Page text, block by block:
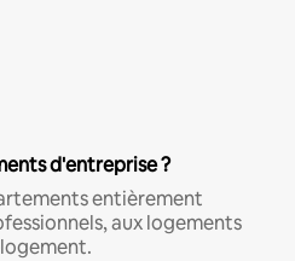
d'entreprise ?
entièrement
aux logements